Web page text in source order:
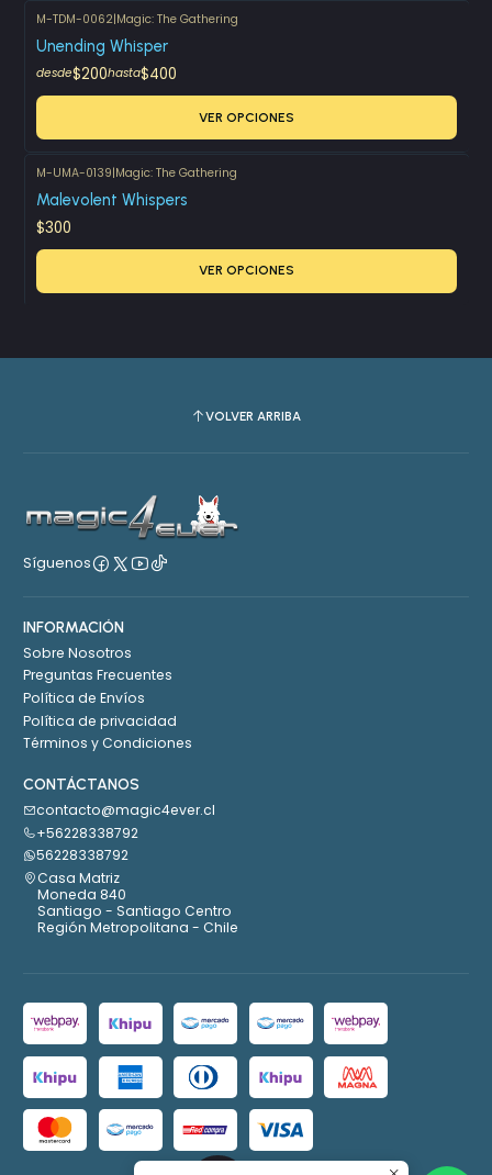
M-TDM-0062|Magic: The Gathering
Unending Whisper
desde$200hasta$400
VER OPCIONES
M-UMA-0139|Magic: The Gathering
Malevolent Whispers
$300
VER OPCIONES
VOLVER ARRIBA
Síguenos
INFORMACIÓN
Sobre Nosotros
Preguntas Frecuentes
Política de Envíos
Política de privacidad
Términos y Condiciones
CONTÁCTANOS
contacto@magic4ever.cl
+56228338792
56228338792
Casa Matriz
Moneda 840
Santiago - Santiago Centro
Región Metropolitana - Chile